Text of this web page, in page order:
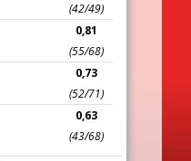
(42/49)
0,81
(55/68)
0,73
(52/71)
0,63
(43/68)